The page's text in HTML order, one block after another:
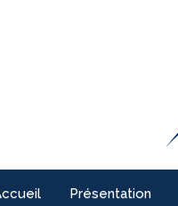
Présentation